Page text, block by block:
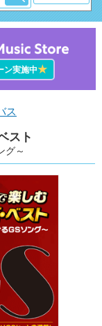
ン実施中★
ス
スト
グ～